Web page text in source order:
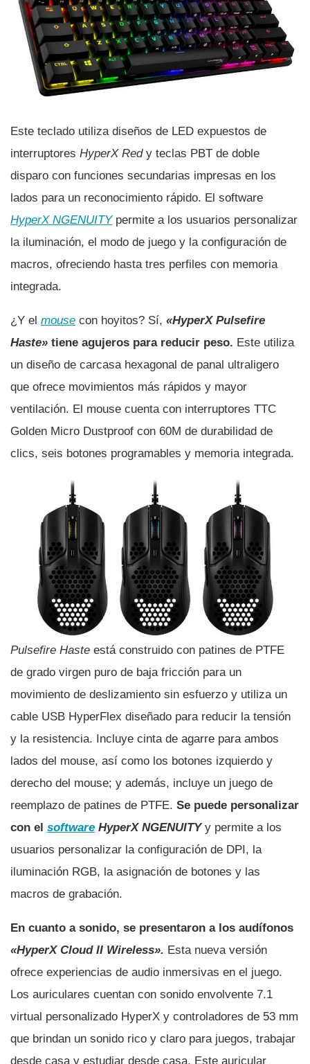
Este teclado utiliza diseños de LED expuestos de
interruptores HyperX Redy teclas PBT de doble
disparo con funciones secundarias impresas en los
lados para un reconocimiento rápido. El software
HyperX NGENUITYpermite a los usuarios personalizar
la iluminación, el modo de juego y la configuración de
macros, ofreciendo hasta tres perfiles con memoria
integrada.
¿Y el mouse con hoyitos? Sí­, «HyperX Pulsefire
Haste» tiene agujeros para reducir peso. Este utiliza
un diseño de carcasa hexagonal de panal ultraligero
que ofrece movimientos más rápidos y mayor
ventilación. El mouse cuenta con interruptores TTC
Golden Micro Dustproof con 60M de durabilidad de
clics, seis botones programables y memoria integrada.
Pulsefire Haste está construido con patines de PTFE
de grado virgen puro de baja fricción para un
movimiento de deslizamiento sin esfuerzo y utiliza un
cable USB HyperFlex diseñado para reducir la tensión
y la resistencia. Incluye cinta de agarre para ambos
lados del mouse, así­ como los botones izquierdo y
derecho del mouse; y además, incluye un juego de
reemplazo de patines de PTFE. Se puede personalizar
con el software HyperX NGENUITY y permite a los
usuarios personalizar la configuración de DPI, la
iluminación RGB, la asignación de botones y las
macros de grabación.
En cuanto a sonido, se presentaron a los audí­fonos
«HyperX Cloud II Wireless». Esta nueva versión
ofrece experiencias de audio inmersivas en el juego.
Los auriculares cuentan con sonido envolvente 7.1
virtual personalizado HyperX y controladores de 53 mm
que brindan un sonido rico y claro para juegos, trabajar
desde casa y estudiar desde casa. Este auricular